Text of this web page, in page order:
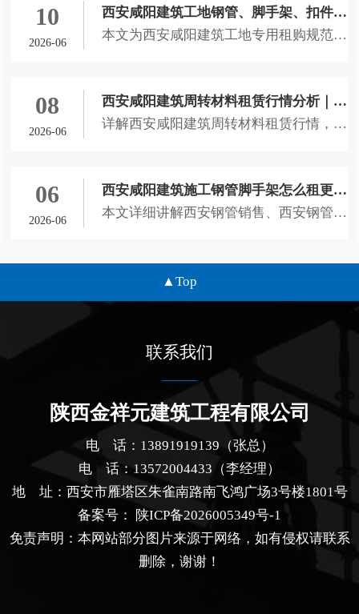
方式、隐形收费及理赔标准，助力本地工
地省钱避坑。
10
2026-06
西安咸阳建筑工地钢管、脚手架、扣件租
购选用规范文档
本文为西安咸阳建筑工地专用租购规范文
标准、进场验收流程与合作风控细则，适
配西安未央、灞桥、咸阳秦都、西咸新区
08
2026-06
西安咸阳建筑周转材料租赁行情分析｜钢
管租售、脚手架租赁、扣件租赁全套选材
详解西安咸阳建筑周转材料租赁行情，科
合作技巧，助力本地工地合理控制成本、
规避租赁风险、保障施工安全。
06
2026-06
西安咸阳建筑施工钢管脚手架怎么租更划
算？钢管销售租赁及扣件租赁全解析
本文详细讲解西安钢管销售、西安钢管租
景、材料鉴别技巧与租赁避坑要点，为西
Top
联系我们
陕西金祥元建筑工程有限公司
电 话：13891919139（张总）
电 话：13572004433（李经理）
地 址：西安市雁塔区朱雀南路南飞鸿广场3号楼1801号
备案号：
陕ICP备2026005349号-1
免责声明：本网站部分图片来源于网络，如有侵权请联系
删除，谢谢！